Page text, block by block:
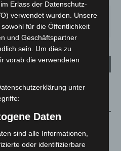
SA.
27°
SO.
32°
MO.
35
starten beim
Erlass der Datenschutz-
verwendet wurden. Unsere
für die Öffentlichkeit
und Geschäftspartner
sein. Um dies zu
vorab die verwendeten
unter
Daten
sind alle Informationen,
oder identifizierbare